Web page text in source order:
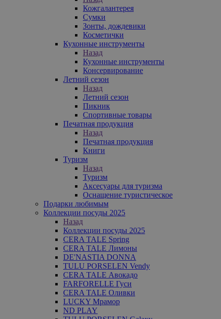
Кожгалантерея
Сумки
Зонты, дождевики
Косметички
Кухонные инструменты
Назад
Кухонные инструменты
Консервирование
Летний сезон
Назад
Летний сезон
Пикник
Спортивные товары
Печатная продукция
Назад
Печатная продукция
Книги
Туризм
Назад
Туризм
Аксесуары для туризма
Оснащение туристическое
Подарки любимым
Коллекции посуды 2025
Назад
Коллекции посуды 2025
CERA TALE Spring
CERA TALE Лимоны
DE'NASTIA DONNA
TULU PORSELEN Vendy
CERA TALE Авокадо
FARFORELLE Гуси
CERA TALE Оливки
LUCKY Мрамор
ND PLAY